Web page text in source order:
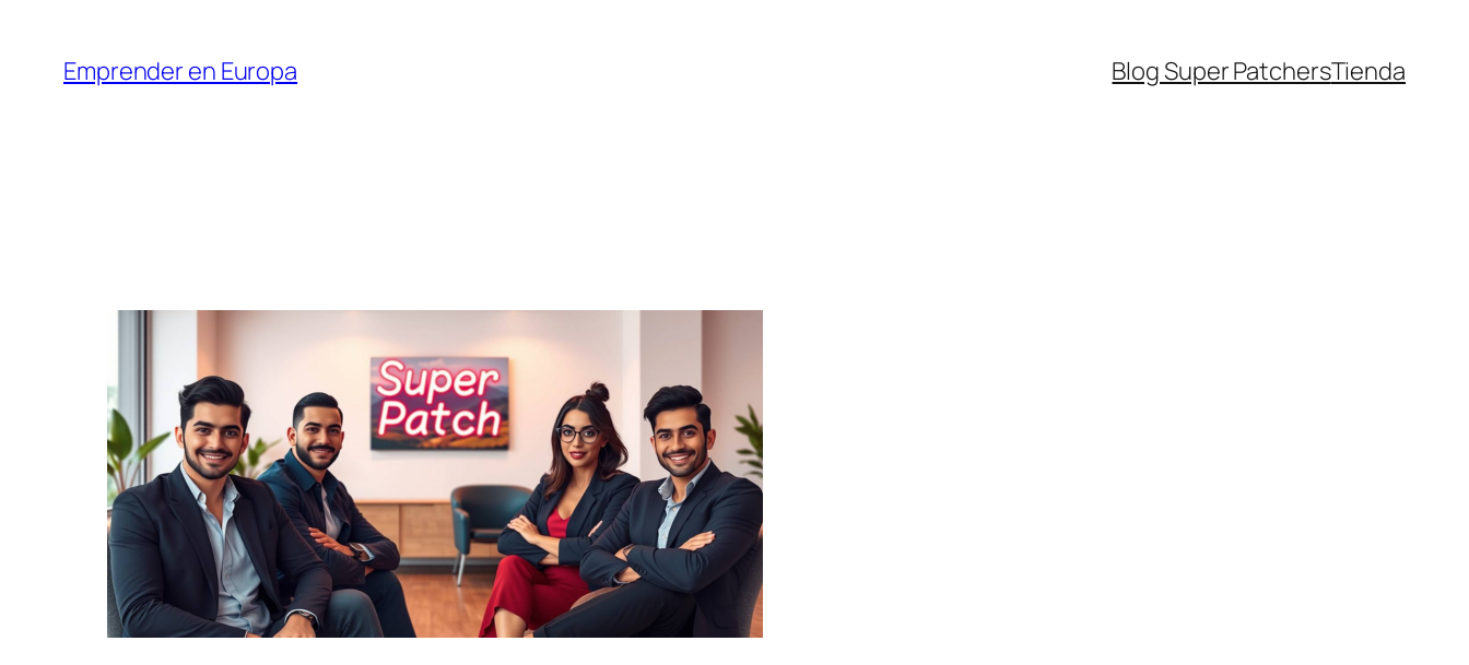
contenido
Emprender en Europa Blog Super PatchersTienda